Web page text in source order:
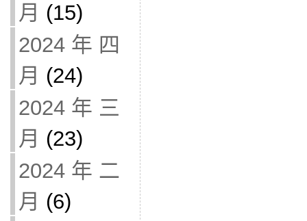
月 (15)
2024 年 四
月 (24)
2024 年 三
月 (23)
2024 年 二
月 (6)